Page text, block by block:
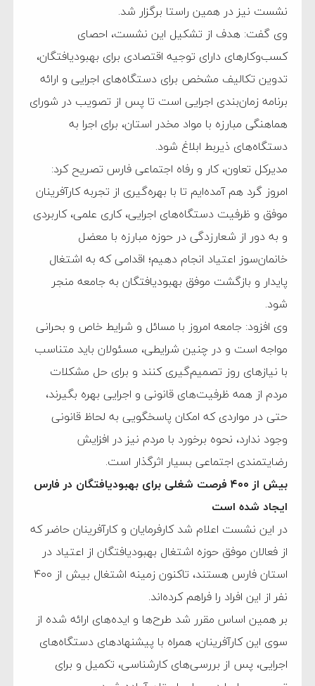
نشست نیز در همین راستا برگزار شد.
وی گفت: هدف از تشکیل این نشست، احصای
کسب‌وکارهای دارای توجیه اقتصادی برای بهبودیافتگان،
تدوین تکالیف مشخص برای دستگاه‌های اجرایی و ارائه
برنامه‌ زمان‌بندی اجرایی است تا پس از تصویب در شورای
هماهنگی مبارزه با مواد مخدر استان، برای اجرا به
دستگاه‌های ذیربط ابلاغ شود.
مدیرکل تعاون، کار و رفاه اجتماعی فارس تصریح کرد:
امروز گرد هم آمده‌ایم تا با بهره‌گیری از تجربه کارآفرینان
موفق و ظرفیت دستگاه‌های اجرایی، کاری علمی، کاربردی
و به دور از شعارزدگی در حوزه مبارزه با معضل
خانمان‌سوز اعتیاد انجام دهیم؛ اقدامی که به اشتغال
پایدار و بازگشت موفق بهبودیافتگان به جامعه منجر
شود.
وی افزود: جامعه امروز با مسائل و شرایط خاص و بحرانی
مواجه است و در چنین شرایطی، مسئولان باید متناسب
با نیازهای روز تصمیم‌گیری کنند و برای حل مشکلات
مردم از همه ظرفیت‌های قانونی و اجرایی بهره بگیرند،
حتی در مواردی که امکان پاسخگویی به لحاظ قانونی
وجود ندارد، نحوه برخورد با مردم نیز در افزایش
رضایتمندی اجتماعی بسیار اثرگذار است.
بیش از ۴۰۰ فرصت شغلی برای بهبودیافتگان در فارس
ایجاد شده است
در این نشست اعلام شد کارفرمایان و کارآفرینان حاضر که
از فعالان موفق حوزه اشتغال بهبودیافتگان از اعتیاد در
استان فارس هستند، تاکنون زمینه اشتغال بیش از ۴۰۰
نفر از این افراد را فراهم کرده‌اند.
بر همین اساس مقرر شد طرح‌ها و ایده‌های ارائه شده از
سوی این کارآفرینان، همراه با پیشنهادهای دستگاه‌های
اجرایی، پس از بررسی‌های کارشناسی، تکمیل و برای